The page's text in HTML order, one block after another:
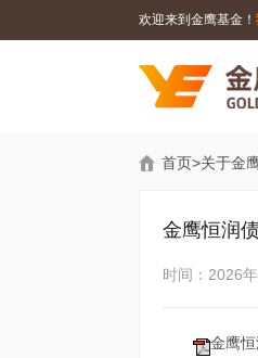
欢迎来到金鹰基金！
首页>关于金
金鹰恒润
时间：2026
金鹰